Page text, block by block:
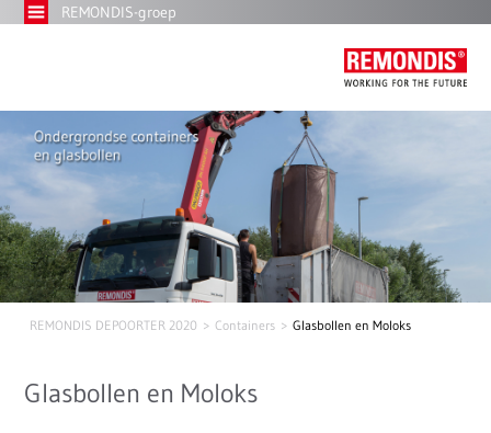
REMONDIS-groep
REMONDIS DEPOORTER 2020 Containers Glasbollen en Moloks
Glasbollen en Moloks